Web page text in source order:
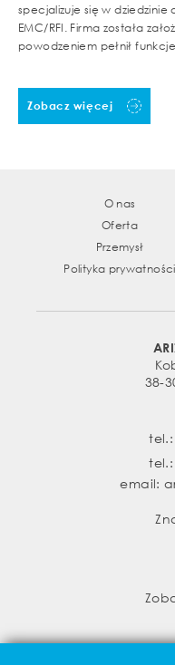
specjalizuje się w
EMC/RFI. Firma została
powodzeniem pełnił
Zobacz więcej
O nas
Oferta
Przemysł
Polityka prywatności
38-
tel.:
email: